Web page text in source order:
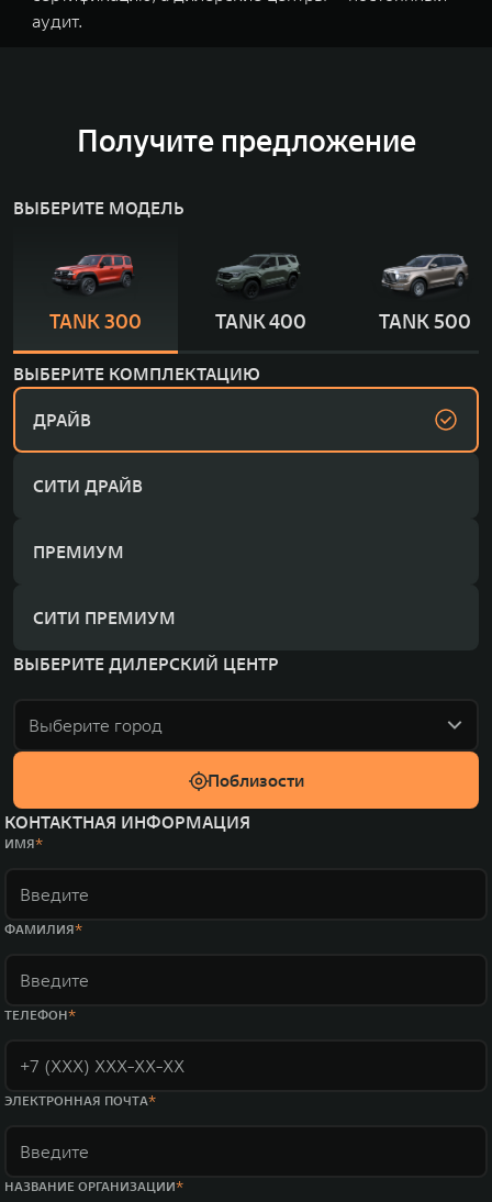
аудит.
Получите предложение
ВЫБЕРИТЕ МОДЕЛЬ
TANK 300 TANK 400 TANK 500
ВЫБЕРИТЕ КОМПЛЕКТАЦИЮ
ДРАЙВ
СИТИ ДРАЙВ
ПРЕМИУМ
СИТИ ПРЕМИУМ
ВЫБЕРИТЕ ДИЛЕРСКИЙ ЦЕНТР
Выберите город
Поблизости
КОНТАКТНАЯ ИНФОРМАЦИЯ
ИМЯ
ФАМИЛИЯ
ТЕЛЕФОН
ЭЛЕКТРОННАЯ ПОЧТА
НАЗВАНИЕ ОРГАНИЗАЦИИ